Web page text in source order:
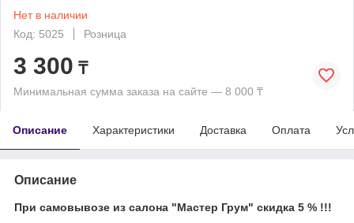
Нет в наличии
Код: 5025
Розница
3 300 ₸
Минимальная сумма заказа на сайте — 8 000 ₸
Описание Характеристики Доставка Оплата
Описание
При самовывозе из салона "Мастер Грум" скидка 5 % !!!